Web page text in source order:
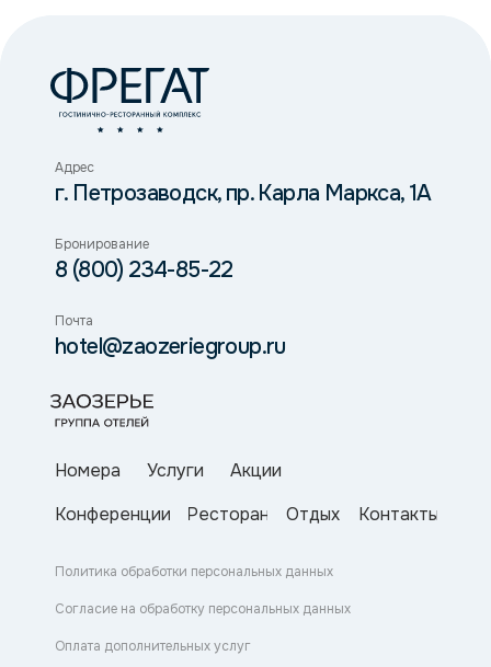
Контакты
Отдых
Ресторан
8 (800) 234-85-22
г. Петрозаводск, пр. Карла Маркса, 1А
hotel@zaozeriegroup.ru
Конференции
Акции
Услуги
Оплата дополнительных услуг
Согласие на обработку персональных данных
Политика обработки персональных данных
Номера
Почта
Бронирование
Адрес